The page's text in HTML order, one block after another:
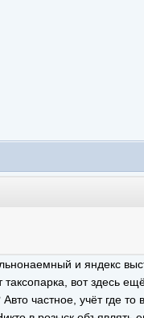
и яндекс
вот здесь
частное, учёт где